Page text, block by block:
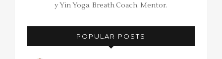
y Yin Yoga. Breath Coach. Mentor.
POPULAR POSTS